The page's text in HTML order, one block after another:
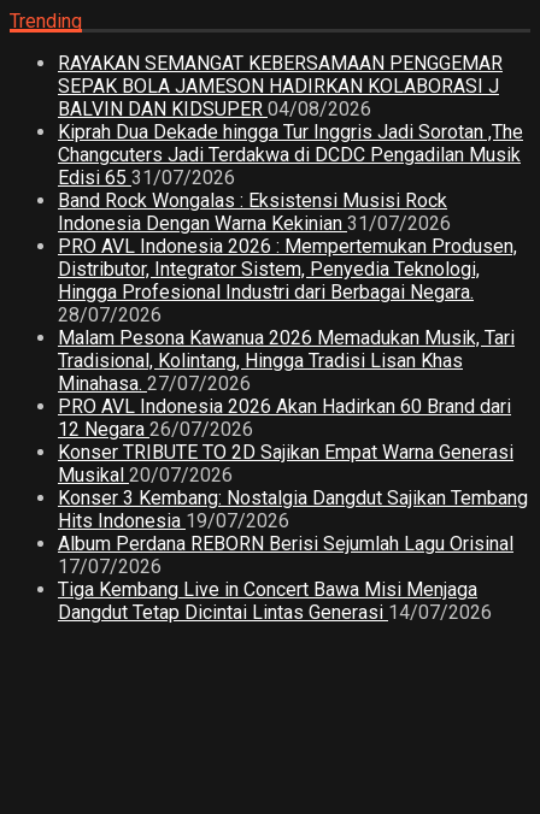
Trending
RAYAKAN SEMANGAT KEBERSAMAAN PENGGEMAR
SEPAK BOLA JAMESON HADIRKAN KOLABORASI J
BALVIN DAN KIDSUPER 04/08/2026
Kiprah Dua Dekade hingga Tur Inggris Jadi Sorotan ,The
Changcuters Jadi Terdakwa di DCDC Pengadilan Musik
Edisi 65 31/07/2026
Band Rock Wongalas : Eksistensi Musisi Rock
Indonesia Dengan Warna Kekinian 31/07/2026
PRO AVL Indonesia 2026 : Mempertemukan Produsen,
Distributor, Integrator Sistem, Penyedia Teknologi,
Hingga Profesional Industri dari Berbagai Negara.
28/07/2026
Malam Pesona Kawanua 2026 Memadukan Musik, Tari
Tradisional, Kolintang, Hingga Tradisi Lisan Khas
Minahasa. 27/07/2026
PRO AVL Indonesia 2026 Akan Hadirkan 60 Brand dari
12 Negara 26/07/2026
Konser TRIBUTE TO 2D Sajikan Empat Warna Generasi
Musikal 20/07/2026
Konser 3 Kembang: Nostalgia Dangdut Sajikan Tembang
Hits Indonesia 19/07/2026
Album Perdana REBORN Berisi Sejumlah Lagu Orisinal
17/07/2026
Tiga Kembang Live in Concert Bawa Misi Menjaga
Dangdut Tetap Dicintai Lintas Generasi 14/07/2026